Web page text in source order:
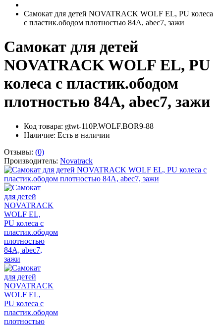
Самокат для детей NOVATRACK WOLF EL, PU колеса
с пластик.ободом плотностью 84A, abec7, зажи
Самокат для детей
NOVATRACK WOLF EL, PU
колеса с пластик.ободом
плотностью 84A, abec7, зажи
Код товара: gtwt-110P.WOLF.BOR9-88
Наличие: Есть в наличии
Отзывы: (0)
Производитель: Novatrack